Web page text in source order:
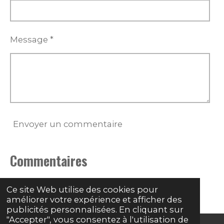
Ce site Web utilise des cookies pour
améliorer votre expérience et afficher des
publicités personnalisées. En cliquant sur
"Accepter", vous consentez à l'utilisation de
Message *
Envoyer un commentaire
Commentaires
Il n'y a pas encore de commentaire.